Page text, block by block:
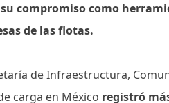
compromiso como
de las flotas.
de Infraestructura,
carga en México registró